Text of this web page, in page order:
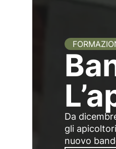
Da
gli
nuovo